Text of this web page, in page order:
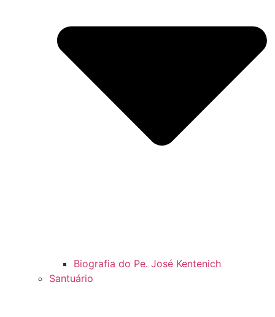
Biografia do Pe. José Kentenich
Santuário